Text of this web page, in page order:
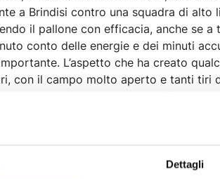
Dettagli
a Brindisi contro una squadra di alto
il pallone con efficacia, anche se a
conto delle energie e dei minuti
L’aspetto che ha creato
con il campo molto aperto e tanti tiri